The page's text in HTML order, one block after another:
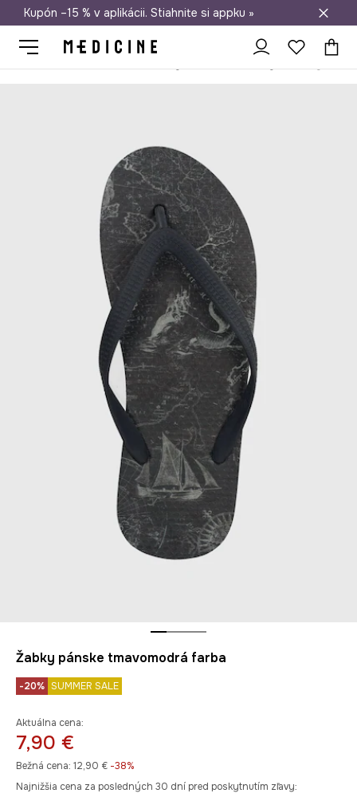
Doprava zadarmo od 50 €
Kupón –15 % v aplikácii. Stiahnite si appku »
Žabky pánske tmavomodrá farba
-20% SUMMER SALE
Aktuálna cena:
7,90 €
Bežná cena: 12,90 € -38%
Najnižšia cena za posledných 30 dní pred poskytnutím zľavy: